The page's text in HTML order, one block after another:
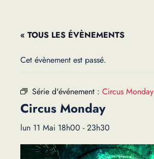
« TOUS LES ÉVÈNEMENTS
Cet évènement est passé.
Série d'événement : Circus Monday
Circus Monday
lun 11 Mai 18h00 -23h30